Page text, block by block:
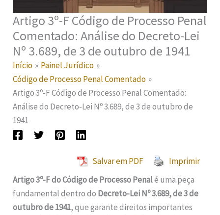
Artigo 3º-F Código de Processo Penal
Comentado: Análise do Decreto-Lei
Nº 3.689, de 3 de outubro de 1941
Início
Painel Jurídico
Código de Processo Penal Comentado
Artigo 3º-F Código de Processo Penal Comentado:
Análise do Decreto-Lei Nº 3.689, de 3 de outubro de
1941
Salvar em PDF
Imprimir
Artigo 3º-F do Código de Processo Penalé uma peça
fundamental dentro do Decreto-Lei Nº 3.689, de 3 de
outubro de 1941, que garante direitos importantes